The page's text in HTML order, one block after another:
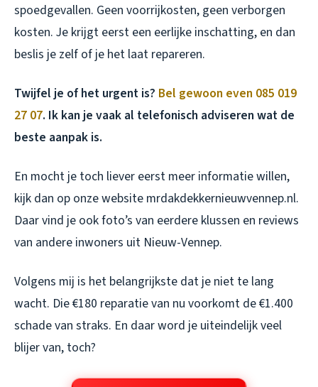
spoedgevallen. Geen voorrijkosten, geen verborgen
kosten. Je krijgt eerst een eerlijke inschatting, en dan
beslis je zelf of je het laat repareren.
Twijfel je of het urgent is? Bel gewoon even 085 019
27 07. Ik kan je vaak al telefonisch adviseren wat de
beste aanpak is.
En mocht je toch liever eerst meer informatie willen,
kijk dan op onze website mrdakdekkernieuwvennep.nl.
Daar vind je ook foto’s van eerdere klussen en reviews
van andere inwoners uit Nieuw-Vennep.
Volgens mij is het belangrijkste dat je niet te lang
wacht. Die €180 reparatie van nu voorkomt de €1.400
schade van straks. En daar word je uiteindelijk veel
blijer van, toch?